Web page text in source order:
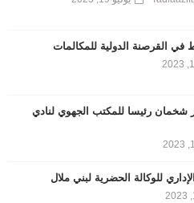
في القرصنة الدولية للمكالمات
شخمان رئيسا للمكتب الجهوي لنادي